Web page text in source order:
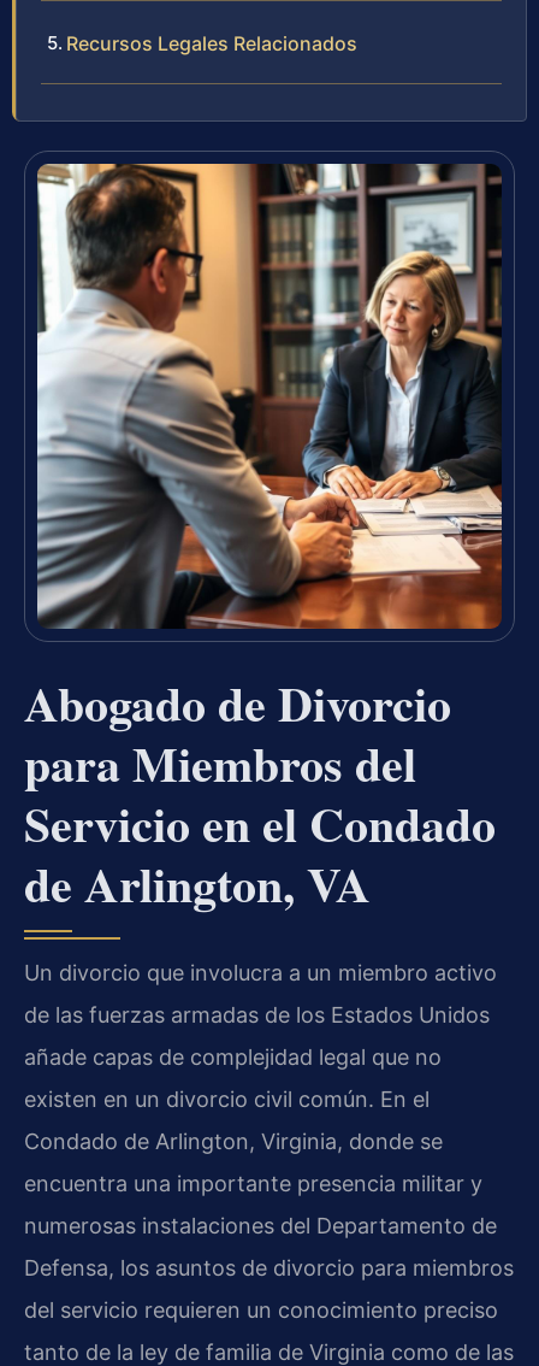
Recursos Legales Relacionados
Abogado de Divorcio
para Miembros del
Servicio en el Condado
de Arlington, VA
Un divorcio que involucra a un miembro activo
de las fuerzas armadas de los Estados Unidos
añade capas de complejidad legal que no
existen en un divorcio civil común. En el
Condado de Arlington, Virginia, donde se
encuentra una importante presencia militar y
numerosas instalaciones del Departamento de
Defensa, los asuntos de divorcio para miembros
del servicio requieren un conocimiento preciso
tanto de la ley de familia de Virginia como de las